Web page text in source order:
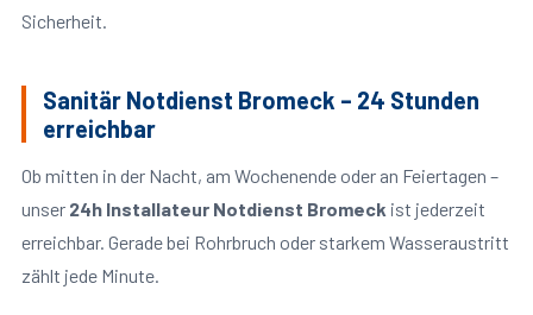
Sicherheit.
Sanitär Notdienst Bromeck – 24 Stunden
erreichbar
Ob mitten in der Nacht, am Wochenende oder an Feiertagen –
unser 24h Installateur Notdienst Bromeck ist jederzeit
erreichbar. Gerade bei Rohrbruch oder starkem Wasseraustritt
zählt jede Minute.